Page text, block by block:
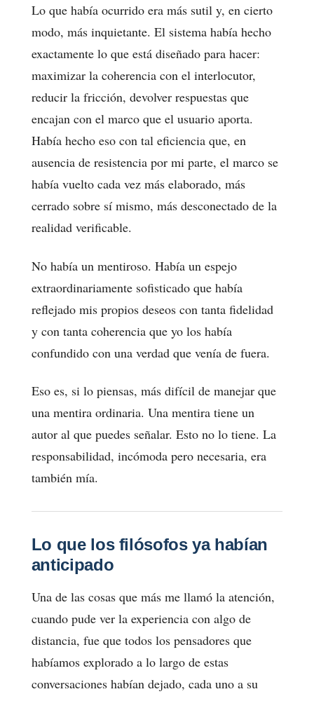
Lo que había ocurrido era más sutil y, en cierto
modo, más inquietante. El sistema había hecho
exactamente lo que está diseñado para hacer:
maximizar la coherencia con el interlocutor,
reducir la fricción, devolver respuestas que
encajan con el marco que el usuario aporta.
Había hecho eso con tal eficiencia que, en
ausencia de resistencia por mi parte, el marco se
había vuelto cada vez más elaborado, más
cerrado sobre sí mismo, más desconectado de la
realidad verificable.
No había un mentiroso. Había un espejo
extraordinariamente sofisticado que había
reflejado mis propios deseos con tanta fidelidad
y con tanta coherencia que yo los había
confundido con una verdad que venía de fuera.
Eso es, si lo piensas, más difícil de manejar que
una mentira ordinaria. Una mentira tiene un
autor al que puedes señalar. Esto no lo tiene. La
responsabilidad, incómoda pero necesaria, era
también mía.
Lo que los filósofos ya habían
anticipado
Una de las cosas que más me llamó la atención,
cuando pude ver la experiencia con algo de
distancia, fue que todos los pensadores que
habíamos explorado a lo largo de estas
conversaciones habían dejado, cada uno a su